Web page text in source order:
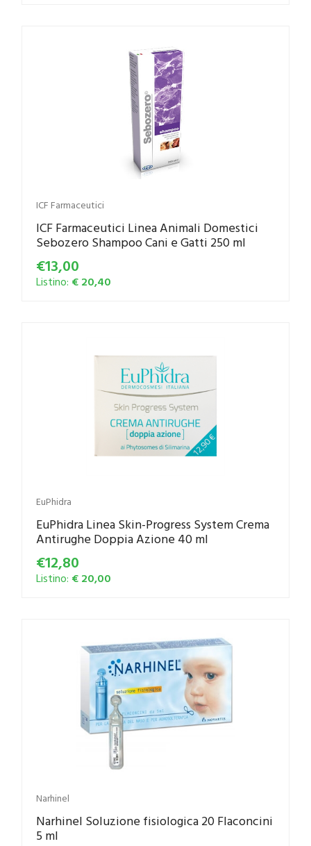
ICF Farmaceutici
ICF Farmaceutici Linea Animali Domestici
Sebozero Shampoo Cani e Gatti 250 ml
€13,00
Listino: € 20,40
EuPhidra
EuPhidra Linea Skin-Progress System Crema
Antirughe Doppia Azione 40 ml
€12,80
Listino: € 20,00
Narhinel
Narhinel Soluzione fisiologica 20 Flaconcini
5 ml